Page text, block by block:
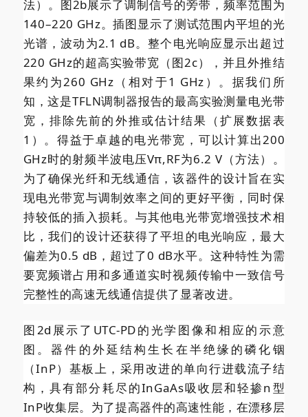
法）。图2b展示了调制信号的旁带，频率范围为
140–220 GHz。插图显示了测试范围内平坦的光
光谱，波动为2.1 dB。整个电光响应显示出超过
220 GHz的超高实验带宽（图2c），并且外推结
果约为260 GHz（相对于1 GHz）。据我们所
知，这是TFLN调制器报告的最高实验测量电光带
宽，排除先前的外推或估计结果（扩展数据表
1）。得益于卓越的电光带宽，可以计算出200
GHz时的射频半波电压Vπ,RF为6.2 V（方法）。
为了确保光纤和无线通信，该器件的设计旨在实
现电光带宽与调制效率之间的更好平衡，同时保
持较低的插入损耗。与其他电光带宽增强技术相
比，我们的设计还获得了平坦的电光响应，最大
偏差为0.5 dB，超过了0 dB水平。这种特性为需
要宽频谱占用和多通道实时视频传输中一致信号
完整性的高速无线通信提供了显著改进。
图2d展示了UTC-PD的光学图像和相应的示意
图。器件的外延结构生长在半绝缘的磷化铟
（InP）基板上，采用改进的单向行进载流子结
构，具有部分耗尽的InGaAs吸收层和轻掺n型
InP收集层。为了提高器件的高速性能，在漂移层